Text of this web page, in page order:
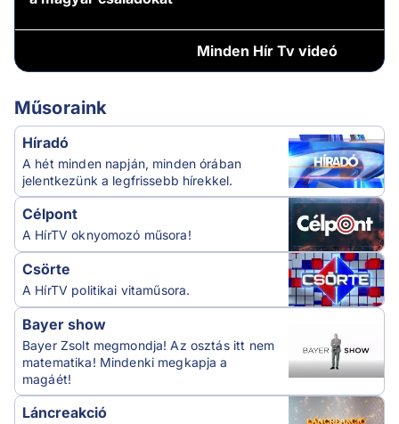
Minden Hír Tv videó
Műsoraink
Híradó
A hét minden napján, minden órában
jelentkezünk a legfrissebb hírekkel.
Célpont
A HírTV oknyomozó műsora!
Csörte
A HírTV politikai vitaműsora.
Bayer show
Bayer Zsolt megmondja! Az osztás itt nem
matematika! Mindenki megkapja a
magáét!
Láncreakció